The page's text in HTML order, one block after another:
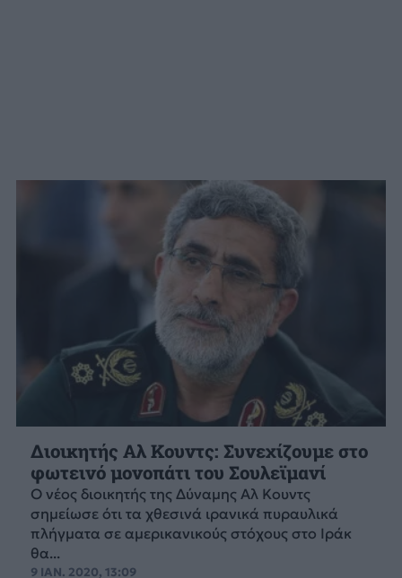
Διοικητής Αλ Κουντς: Συνεχίζουμε στο
φωτεινό μονοπάτι του Σουλεϊμανί
Ο νέος διοικητής της Δύναμης Αλ Κουντς
σημείωσε ότι τα χθεσινά ιρανικά πυραυλικά
πλήγματα σε αμερικανικούς στόχους στο Ιράκ
θα...
9 ΙΑΝ. 2020, 13:09